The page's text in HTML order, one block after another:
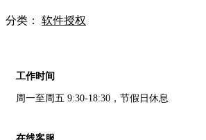
分类： 软件授权
工作时间
周一至周五 9:30-18:30，节假日休息